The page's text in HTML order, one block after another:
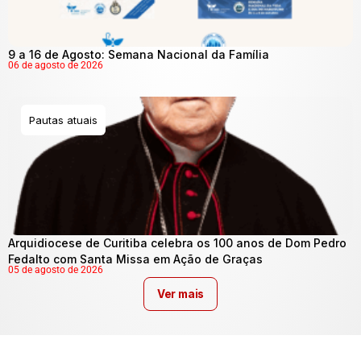
9 a 16 de Agosto: Semana Nacional da Família
06 de agosto de 2026
Pautas atuais
Arquidiocese de Curitiba celebra os 100 anos de Dom Pedro
Fedalto com Santa Missa em Ação de Graças
05 de agosto de 2026
Ver mais